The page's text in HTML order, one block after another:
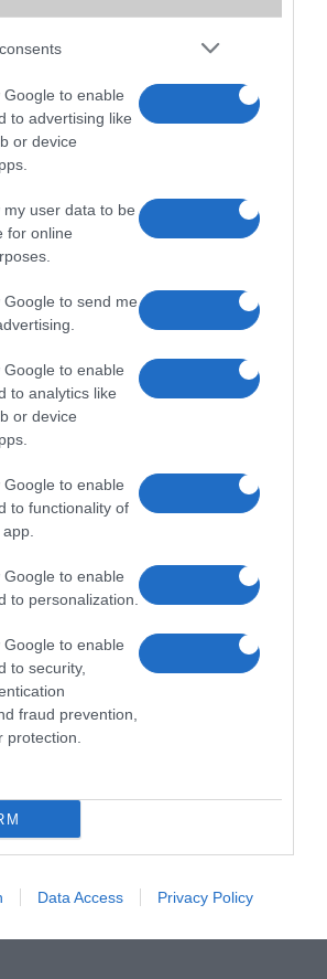
to enable
to advertising like
or device
my user data to be
for online
to send me
to enable
to analytics like
or device
to enable
to functionality of
to enable
to personalization.
to enable
to security,
fraud prevention,
protection.
Data Access Privacy Policy
A Nokia 500 névre hallgató Symbian alapokon
amely processzor órajele a piac fejlõdésének
es órajelen ketyeg majd.
minden Windows 10 mobil
Windows 10 Mobile rendszerű
akár hivatalosan is halottá